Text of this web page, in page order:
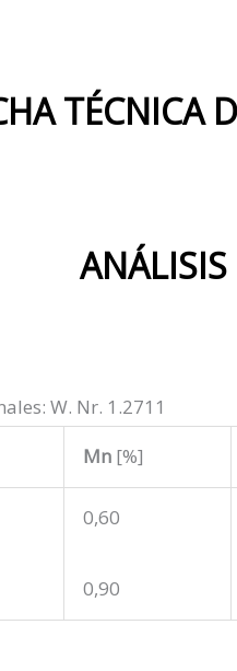
TÉCNICA
W. Nr. 1.2711
Mn [%]
0,60
0,90